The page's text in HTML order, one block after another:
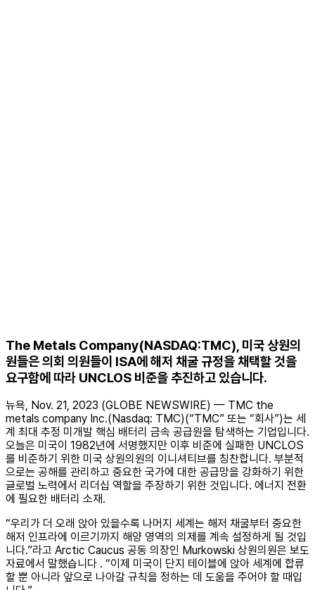
The Metals Company(NASDAQ:TMC), 미국 상원의
원들은 의회 의원들이 ISA에 해저 채굴 규정을 채택할 것을
요구함에 따라 UNCLOS 비준을 추진하고 있습니다.
뉴욕, Nov. 21, 2023 (GLOBE NEWSWIRE) — TMC the
metals company Inc.(Nasdaq: TMC)(“TMC” 또는 “회사”)는 세
계 최대 추정 미개발 핵심 배터리 금속 공급원을 탐색하는 기업입니다.
오늘은 미국이 1982년에 서명했지만 이후 비준에 실패한 UNCLOS
를 비준하기 위한 미국 상원의원의 이니셔티브를 칭찬합니다. 부분적
으로는 공해를 관리하고 중요한 국가에 대한 공급망을 강화하기 위한
글로벌 노력에서 리더십 역할을 주장하기 위한 것입니다. 에너지 전환
에 필요한 배터리 소재.
“우리가 더 오래 앉아 있을수록 나머지 세계는 해저 채굴부터 중요한
해저 인프라에 이르기까지 해양 영역의 의제를 계속 설정하게 될 것입
니다.”라고 Arctic Caucus 공동 의장인 Murkowski 상원의원은 보도
자료에서 말했습니다 . “이제 미국이 단지 테이블에 앉아 세계에 합류
할 뿐 아니라 앞으로 나아갈 규칙을 정하는 데 도움을 주어야 할 때입